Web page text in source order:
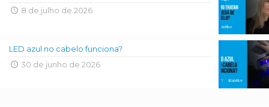
8 de julho de 2026
LED azul no cabelo funciona?
30 de junho de 2026